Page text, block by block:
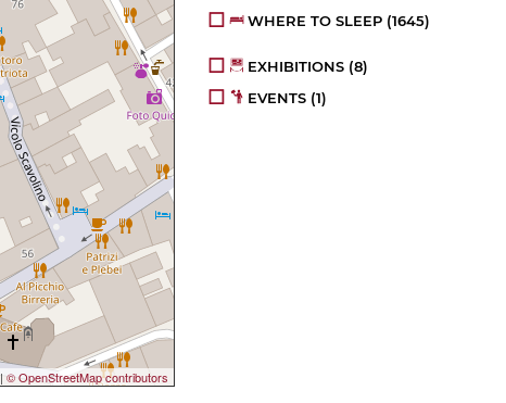
| © OpenStreetMap contributors
WHERE TO SLEEP (1645)
EXHIBITIONS (8)
EVENTS (1)